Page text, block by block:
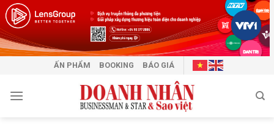
Skip
to
content
ẤN PHẨM BOOKING BÁO GIÁ